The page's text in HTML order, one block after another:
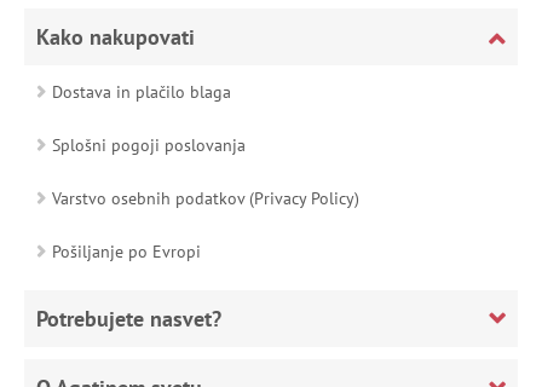
Kako nakupovati
Dostava in plačilo blaga
Splošni pogoji poslovanja
Varstvo osebnih podatkov (Privacy Policy)
Pošiljanje po Evropi
Potrebujete nasvet?